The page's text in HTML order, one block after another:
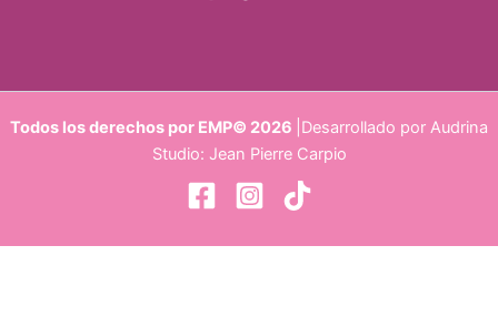
Todos los derechos por EMP© 2026 |Desarrollado por Audrina
Studio: Jean Pierre Carpio